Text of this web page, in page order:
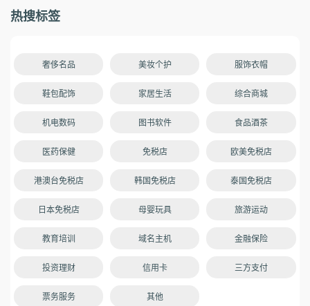
热搜标签
奢侈名品 美妆个护 服饰衣帽
鞋包配饰 家居生活 综合商城
机电数码 图书软件 食品酒茶
医药保健 免税店 欧美免税店
港澳台免税店 韩国免税店 泰国免税店
日本免税店 母婴玩具 旅游运动
教育培训 域名主机 金融保险
投资理财 信用卡 三方支付
票务服务 其他